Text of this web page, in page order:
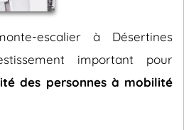
escalier à Désertines
important pour
des personnes à mobilité